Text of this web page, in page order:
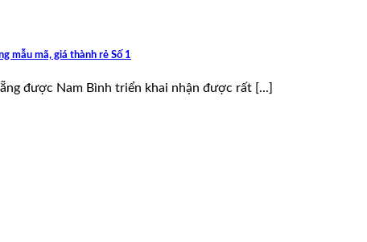
mẫu mã, giá thành rẻ Số 1
được Nam Bình triển khai nhận được rất [...]